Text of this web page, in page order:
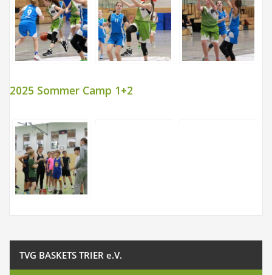
2025 Sommer Camp 1+2